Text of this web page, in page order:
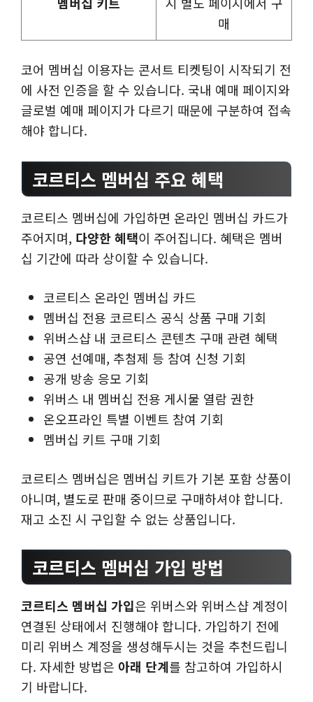
매
코어 멤버십 이용자는 콘서트 티켓팅이 시작되기 전
에 사전 인증을 할 수 있습니다. 국내 예매 페이지와
글로벌 예매 페이지가 다르기 때문에 구분하여 접속
해야 합니다.
코르티스 멤버십 주요 혜택
코르티스 멤버십에 가입하면 온라인 멤버십 카드가
주어지며, 다양한 혜택이 주어집니다. 혜택은 멤버
십 기간에 따라 상이할 수 있습니다.
코르티스 온라인 멤버십 카드
멤버십 전용 코르티스 공식 상품 구매 기회
위버스샵 내 코르티스 콘텐츠 구매 관련 혜택
공연 선예매, 추첨제 등 참여 신청 기회
공개 방송 응모 기회
위버스 내 멤버십 전용 게시물 열람 권한
온오프라인 특별 이벤트 참여 기회
멤버십 키트 구매 기회
코르티스 멤버십은 멤버십 키트가 기본 포함 상품이
아니며, 별도로 판매 중이므로 구매하셔야 합니다.
재고 소진 시 구입할 수 없는 상품입니다.
코르티스 멤버십 가입 방법
코르티스 멤버십 가입은 위버스와 위버스샵 계정이
연결된 상태에서 진행해야 합니다. 가입하기 전에
미리 위버스 계정을 생성해두시는 것을 추천드립니
다. 자세한 방법은 아래 단계를 참고하여 가입하시
기 바랍니다.